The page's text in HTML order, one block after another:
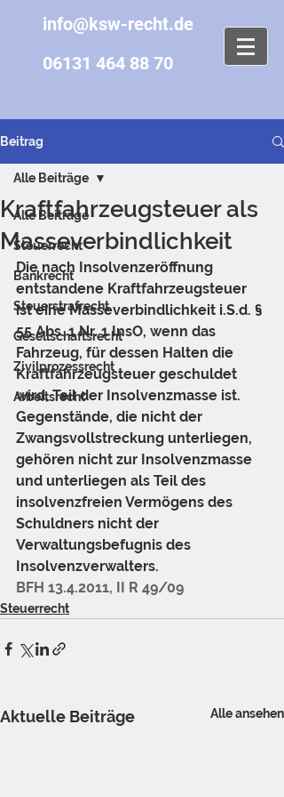
info@ksw-recht.de
06131 464 88 70
Beitrag
Alle Beiträge
Steuerrecht
Bankrecht
Steuerstrafrecht
Gesellschaftsrecht
Zivilprozessrecht
Arbeitsrecht
Alle Beiträge
Kraftfahrzeugsteuer als
Masseverbindlichkeit
Die nach Insolvenzeröffnung
entstandene Kraftfahrzeugsteuer
ist eine Masseverbindlichkeit i.S.d. §
55 Abs. 1 Nr. 1 InsO, wenn das
Fahrzeug, für dessen Halten die
Kraftfahrzeugsteuer geschuldet
wird, Teil der Insolvenzmasse ist.
Gegenstände, die nicht der
Zwangsvollstreckung unterliegen,
gehören nicht zur Insolvenzmasse
und unterliegen als Teil des
insolvenzfreien Vermögens des
Schuldners nicht der
Verwaltungsbefugnis des
Insolvenzverwalters.
BFH 13.4.2011, II R 49/09
Steuerrecht
Aktuelle Beiträge Alle ansehen